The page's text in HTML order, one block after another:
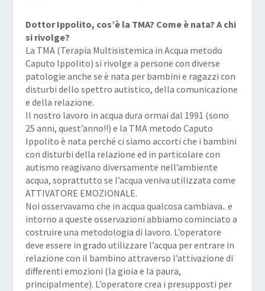
Dottor Ippolito, cos’è la TMA? Come è nata? A chi
si rivolge?
La TMA (Terapia Multisistemica in Acqua metodo
Caputo Ippolito) si rivolge a persone con diverse
patologie anche se è nata per bambini e ragazzi con
disturbi dello spettro autistico, della comunicazione
e della relazione.
Il nostro lavoro in acqua dura ormai dal 1991 (sono
25 anni, quest’anno!!) e la TMA metodo Caputo
Ippolito è nata perché ci siamo accorti che i bambini
con disturbi della relazione ed in particolare con
autismo reagivano diversamente nell’ambiente
acqua, soprattutto se l’acqua veniva utilizzata come
ATTIVATORE EMOZIONALE.
Noi osservavamo che in acqua qualcosa cambiava.. e
intorno a queste osservazioni abbiamo cominciato a
costruire una metodologia di lavoro. L’operatore
deve essere in grado utilizzare l’acqua per entrare in
relazione con il bambino attraverso l’attivazione di
differenti emozioni (la gioia e la paura,
principalmente). L’operatore crea i presupposti per